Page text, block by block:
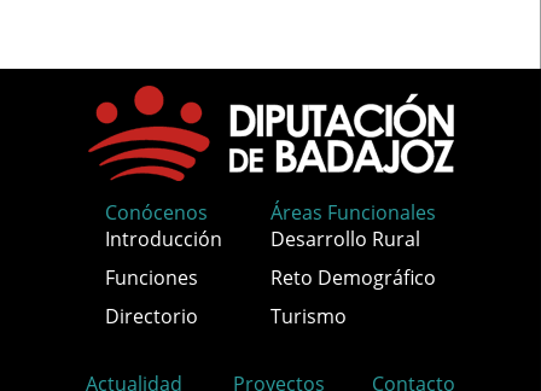
Conócenos
Introducción
Funciones
Directorio
Áreas Funcionales
Desarrollo Rural
Reto Demográfico
Turismo
Actualidad Proyectos Contacto